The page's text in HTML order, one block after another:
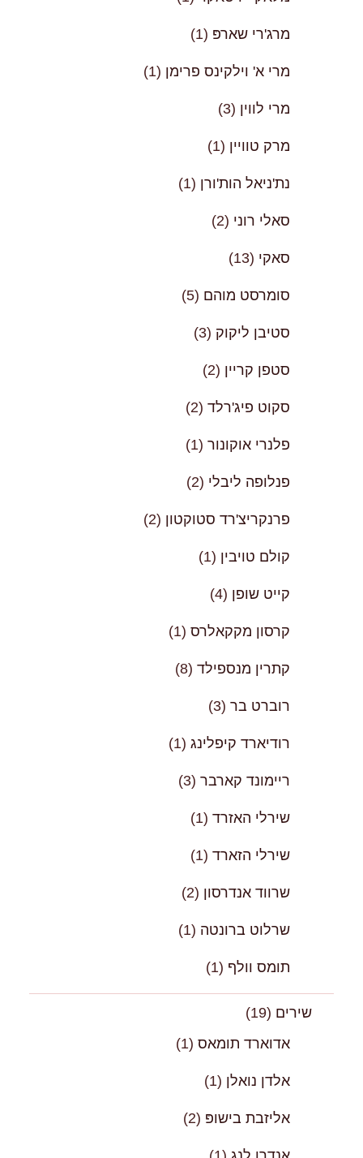
מרג'רי שארפּ (1)
מרי א' וילקינס פרימן (1)
מרי לווין (3)
מרק טוויין (1)
נת'ניאל הות'ורן (1)
סאלי רוני (2)
סאקי (13)
סומרסט מוהם (5)
סטיבן ליקוק (3)
סטפן קריין (2)
סקוט פיג'רלד (2)
פלנרי אוקונור (1)
פנלופה ליבלי (2)
פרנקריצ'רד סטוקטון (2)
קולם טויבין (1)
קייט שופן (4)
קרסון מקקאלרס (1)
קתרין מנספילד (8)
רוברט בר (3)
רודיארד קיפלינג (1)
ריימונד קארבר (3)
שירלי האזרד (1)
שירלי הזארד (1)
שרווד אנדרסון (2)
שרלוט ברונטה (1)
תומס וולף (1)
שירים (19)
אדוארד תומאס (1)
אלדן נואלן (1)
אליזבת בישופּ (2)